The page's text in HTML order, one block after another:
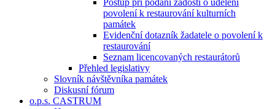
Postup při podání žádosti o udělení
povolení k restaurování kulturních
památek
Evidenční dotazník žadatele o povolení k
restaurování
Seznam licencovaných restaurátorů
Přehled legislativy
Slovník návštěvníka památek
Diskusní fórum
o.p.s. CASTRUM